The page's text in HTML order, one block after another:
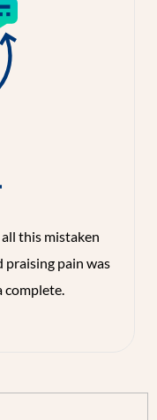
this mistaken
praising pain was
complete.